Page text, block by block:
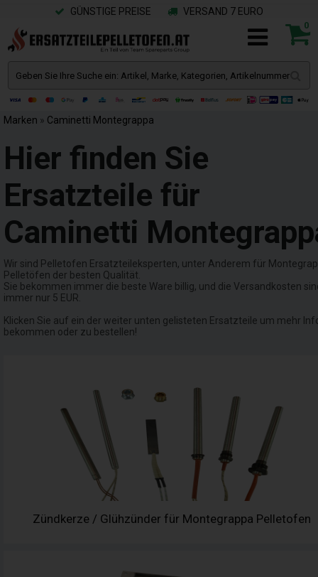
GÜNSTIGE PREISE VERSAND 7 EURO
0
Marken » Caminetti Montegrappa
Hier finden Sie
Ersatzteile für
Caminetti
Wir sind Pelletofen Ersatzteileksperten, unter Anderem für
Pelletöfen der besten Qualität.
Sie bekommen immer die beste Ware billig, und die Versandkosten
immer nur 5 EUR.
Klicken Sie auf ein der weiter unten gelisteten Ersatzteile um mehr
bekommen oder zu bestellen!
Zündkerze / Glühzünder für Montegrappa Pelletofen